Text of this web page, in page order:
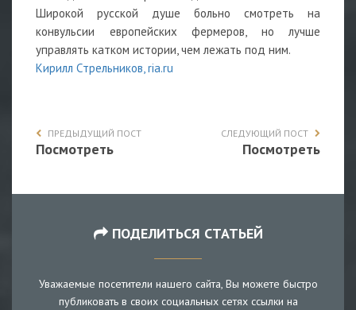
Широкой русской душе больно смотреть на
конвульсии европейских фермеров, но лучше
управлять катком истории, чем лежать под ним.
Кирилл Стрельников, ria.ru
ПРЕДЫДУЩИЙ ПОСТ
Посмотреть
СЛЕДУЮЩИЙ ПОСТ
Посмотреть
ПОДЕЛИТЬСЯ СТАТЬЕЙ
Уважаемые посетители нашего сайта, Вы можете быстро
публиковать в своих социальных сетях ссылки на